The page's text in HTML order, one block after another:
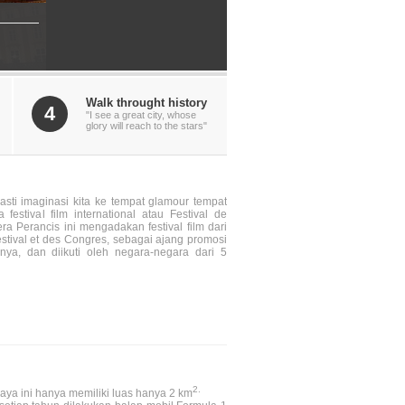
imaginasi kita ke tempat glamour tempat
festival film international atau Festival de
Perancis ini mengadakan festival film dari
et des Congres, sebagai ajang promosi
dan diikuti oleh negara-negara dari 5
ini hanya memiliki luas hanya 2 km2.
4 Walk throught history
"I see a great city, whose
glory will reach to the stars"